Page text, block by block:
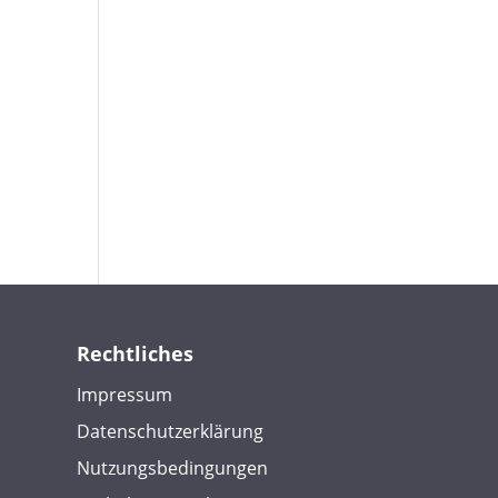
Rechtliches
Impressum
Datenschutzerklärung
Nutzungsbedingungen